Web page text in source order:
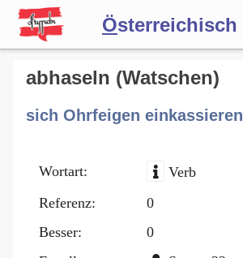
Österreichisch
Wörterbuch
Forum
Blog
abhaseln (Watschen)
sich Ohrfeigen einkassieren
Wortart:
Verb
Referenz:
0
Besser:
0